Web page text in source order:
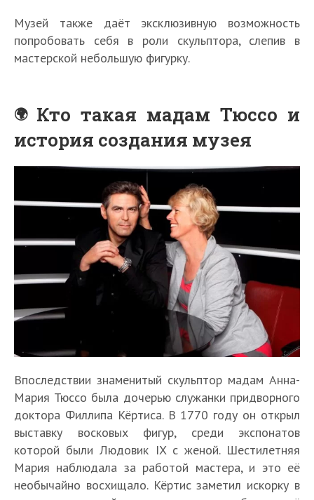
Музей также даёт эксклюзивную возможность
попробовать себя в роли скульптора, слепив в
мастерской небольшую фигурку.
Кто такая мадам Тюссо и
история создания музея
Впоследствии знаменитый скульптор мадам Анна-
Мария Тюссо была дочерью служанки придворного
доктора Филлипа Кёртиса. В 1770 году он открыл
выставку восковых фигур, среди экспонатов
которой были Людовик IX с женой. Шестилетняя
Мария наблюдала за работой мастера, и это её
необычайно восхищало. Кёртис заметил искорку в